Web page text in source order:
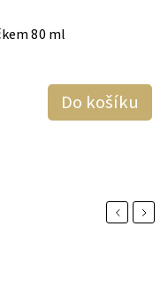
80 ml
Do košíku
PreviousNext